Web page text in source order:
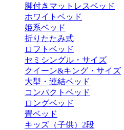
脚付きマットレスベッド
ホワイトベッド
姫系ベッド
折りたたみ式
ロフトベッド
セミシングル・サイズ
クイーン&キング・サイズ
大型・連結ベッド
コンパクトベッド
ロングベッド
畳ベッド
キッズ（子供）2段